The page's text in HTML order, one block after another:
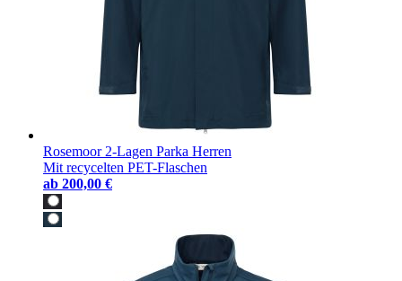
Rosemoor 2-Lagen Parka Herren
Mit recycelten PET-Flaschen
ab 200,00 €